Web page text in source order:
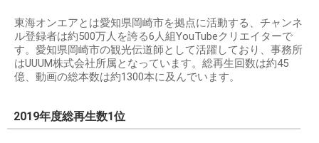
東海オンエアとは愛知県岡崎市を拠点に活動する、チャンネ
ル登録者は約500万人を誇る6人組YouTubeクリエイターで
す。愛知県岡崎市の観光伝道師として活躍しており、事務所
はUUUM株式会社所属となっています。総再生回数は約45
億、動画の総本数は約1300本に及んでいます。
2019年度総再生数1位